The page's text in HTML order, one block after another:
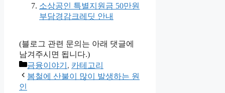
소상공인 특별지원금 50만원
부담경감크레딧 안내
(블로그 관련 문의는 아래 댓글에
남겨주시면 됩니다.)
Categories
금융이야기 , 카테고리
봄철에 산불이 많이 발생하는 원
인